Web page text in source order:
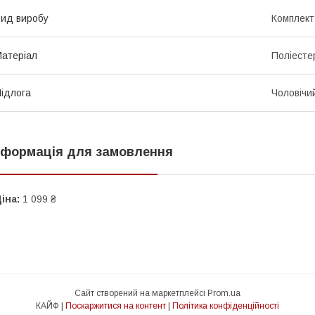
виробу Комплект
для замовлення
1 099 ₴
Сайт створений на маркетплейсі Prom.ua
КАЙФ | Поскаржитися на контент | Політика конфіденційності